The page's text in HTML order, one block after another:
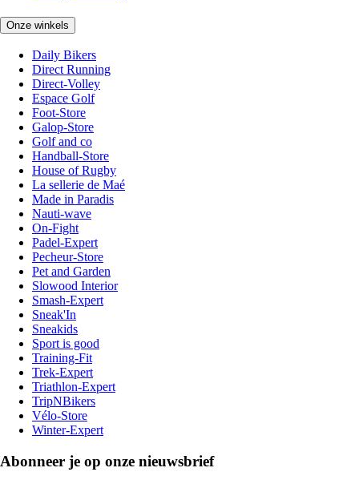
Onze winkels
Daily Bikers
Direct Running
Direct-Volley
Espace Golf
Foot-Store
Galop-Store
Golf and co
Handball-Store
House of Rugby
La sellerie de Maé
Made in Paradis
Nauti-wave
On-Fight
Padel-Expert
Pecheur-Store
Pet and Garden
Slowood Interior
Smash-Expert
Sneak'In
Sneakids
Sport is good
Training-Fit
Trek-Expert
Triathlon-Expert
TripNBikers
Vélo-Store
Winter-Expert
Abonneer je op onze nieuwsbrief